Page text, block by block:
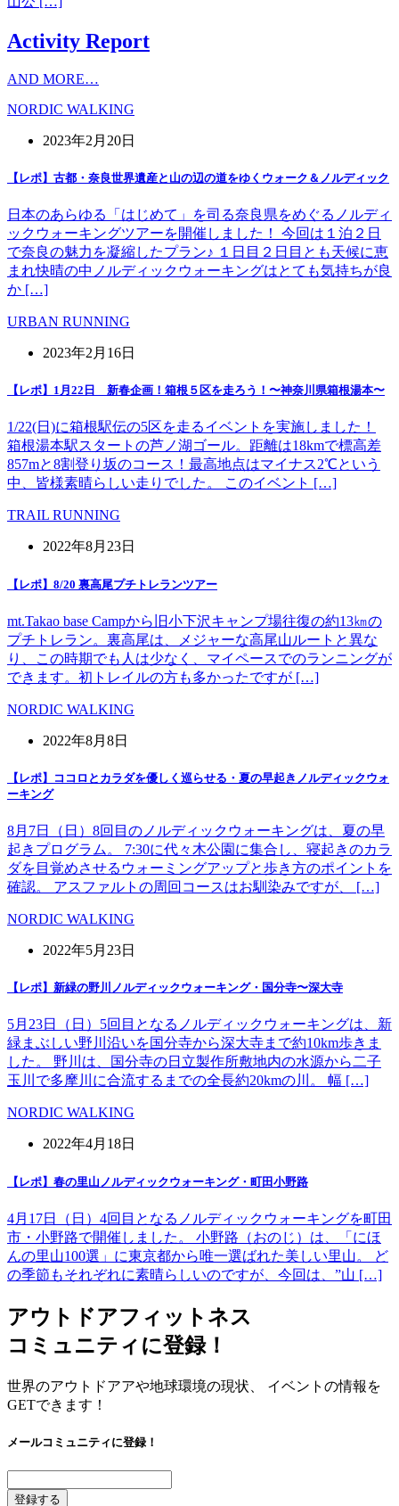
Activity Report
AND MORE…
NORDIC WALKING
2023年2月20日
【レポ】古都・奈良世界遺産と山の辺の道をゆくウォーク＆ノルディック
日本のあらゆる「はじめて」を司る奈良県をめぐるノルディ
ックウォーキングツアーを開催しました！ 今回は１泊２日
で奈良の魅力を凝縮したプラン♪ １日目２日目とも天候に恵
まれ快晴の中ノルディックウォーキングはとても気持ちが良
か […]
URBAN RUNNING
2023年2月16日
【レポ】1月22日 新春企画！箱根５区を走ろう！〜神奈川県箱根湯本〜
1/22(日)に箱根駅伝の5区を走るイベントを実施しました！
箱根湯本駅スタートの芦ノ湖ゴール。距離は18kmで標高差
857mと8割登り坂のコース！最高地点はマイナス2℃という
中、皆様素晴らしい走りでした。 このイベント […]
TRAIL RUNNING
2022年8月23日
【レポ】8/20 裏高尾プチトレランツアー
mt.Takao base Campから旧小下沢キャンプ場往復の約13㎞の
プチトレラン。裏高尾は、メジャーな高尾山ルートと異な
り、この時期でも人は少なく、マイペースでのランニングが
できます。初トレイルの方も多かったですが […]
NORDIC WALKING
2022年8月8日
【レポ】ココロとカラダを優しく巡らせる・夏の早起きノルディックウォ
ーキング
8月7日（日）8回目のノルディックウォーキングは、夏の早
起きプログラム。 7:30に代々木公園に集合し、寝起きのカラ
ダを目覚めさせるウォーミングアップと歩き方のポイントを
確認。 アスファルトの周回コースはお馴染みですが、 […]
NORDIC WALKING
2022年5月23日
【レポ】新緑の野川ノルディックウォーキング・国分寺〜深大寺
5月23日（日）5回目となるノルディックウォーキングは、新
緑まぶしい野川沿いを国分寺から深大寺まで約10km歩きま
した。 野川は、国分寺の日立製作所敷地内の水源から二子
玉川で多摩川に合流するまでの全長約20kmの川。 幅 […]
NORDIC WALKING
2022年4月18日
【レポ】春の里山ノルディックウォーキング・町田小野路
4月17日（日）4回目となるノルディックウォーキングを町田
市・小野路で開催しました。 小野路（おのじ）は、「にほ
んの里山100選」に東京都から唯一選ばれた美しい里山。 ど
の季節もそれぞれに素晴らしいのですが、今回は、”山 […]
アウトドアフィットネス
コミュニティに登録！
世界のアウトドアアや地球環境の現状、 イベントの情報を
GETできます！
メールコミュニティに登録！